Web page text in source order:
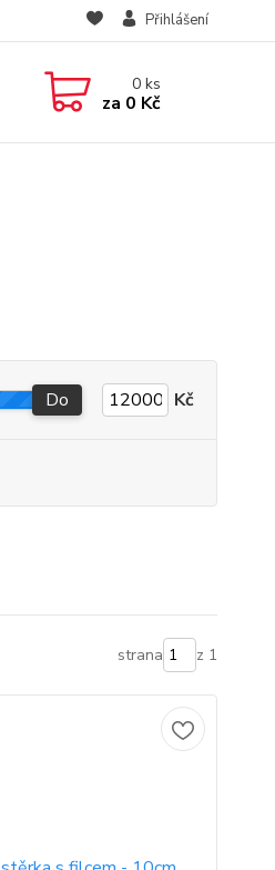
Přihlášení
0ks
za 0 Kč
Do Kč
strana z 1